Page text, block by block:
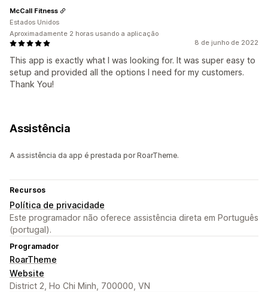
8 de junho de 2022
This app is exactly what I was looking for. It was super easy to
setup and provided all the options I need for my customers.
Thank You!
McCall Fitness
Estados Unidos
Aproximadamente 2 horas usando a aplicação
Assistência
A assistência da app é prestada por RoarTheme.
Recursos
Política de privacidade
Este programador não oferece assistência direta em Português
(portugal).
Programador
RoarTheme
Website
District 2, Ho Chi Minh, 700000, VN